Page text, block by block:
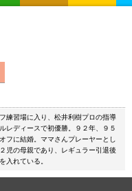
練習場に入り、松井利樹プロの指導
レディースで初優勝。９２年、９５
フに結婚。ママさんプレーヤーとし
児の母親であり、レギュラー引退後
入れている。